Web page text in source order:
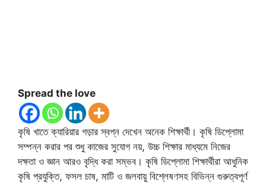
Spread the love
কৃষি খাতে ক্যারিয়ার গড়ার স্বপ্ন দেখেন অনেক শিক্ষার্থী। কৃষি ডিপ্লোমা
সম্পন্ন করার পর শুধু কাজের সুযোগ নয়, উচ্চ শিক্ষার মাধ্যমে নিজের
দক্ষতা ও জ্ঞান আরও বৃদ্ধি করা সম্ভব। কৃষি ডিপ্লোমা শিক্ষার্থীরা আধুনিক
কৃষি প্রযুক্তি, ফসল চাষ, মাটি ও জলবায়ু বিশ্লেষণসহ বিভিন্ন গুরুত্বপূর্ণ